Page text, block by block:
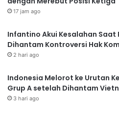
17 jam ago
Infantino Akui Kesalahan Saat
Dihantam Kontroversi Hak
2 hari ago
Indonesia Melorot ke Urutan
Grup A setelah Dihantam
3 hari ago